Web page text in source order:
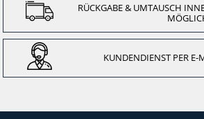
RÜCKGABE & UMTAUSCH
KUNDENDIENST PER E-